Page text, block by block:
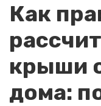
Как
крыши
дома: